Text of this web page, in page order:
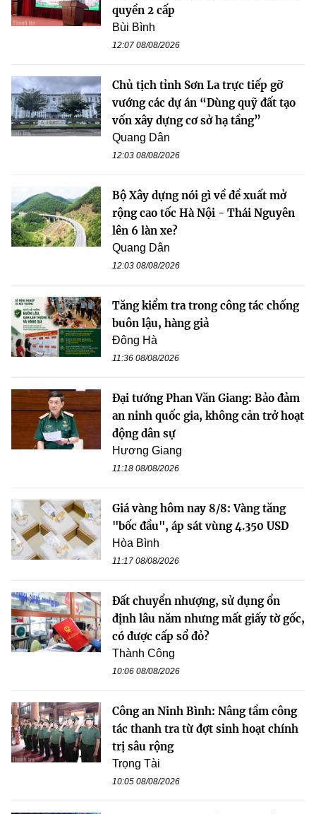
quyền 2 cấp
Bùi Bình
12:07 08/08/2026
Chủ tịch tỉnh Sơn La trực tiếp gỡ
vướng các dự án “Dùng quỹ đất tạo
vốn xây dựng cơ sở hạ tầng”
Quang Dân
12:03 08/08/2026
Bộ Xây dựng nói gì về đề xuất mở
rộng cao tốc Hà Nội - Thái Nguyên
lên 6 làn xe?
Quang Dân
12:03 08/08/2026
Tăng kiểm tra trong công tác chống
buôn lậu, hàng giả
Đông Hà
11:36 08/08/2026
Đại tướng Phan Văn Giang: Bảo đảm
an ninh quốc gia, không cản trở hoạt
động dân sự
Hương Giang
11:18 08/08/2026
Giá vàng hôm nay 8/8: Vàng tăng
"bốc đầu", áp sát vùng 4.350 USD
Hòa Bình
11:17 08/08/2026
Đất chuyển nhượng, sử dụng ổn
định lâu năm nhưng mất giấy tờ gốc,
có được cấp sổ đỏ?
Thành Công
10:06 08/08/2026
Công an Ninh Bình: Nâng tầm công
tác thanh tra từ đợt sinh hoạt chính
trị sâu rộng
Trọng Tài
10:05 08/08/2026